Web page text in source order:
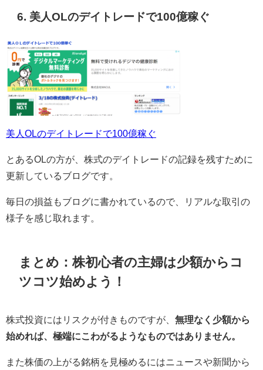
6. 美人OLのデイトレードで100億稼ぐ
美人OLのデイトレードで100億稼ぐ
とあるOL の方が、株式のデイトレードの記録を残すために
更新しているブログです。
毎日の損益もブログに書かれているので、リアルな取引の
様子を感じ取れます。
まとめ：株初心者の主婦は少額からコ
ツコツ始めよう！
株式投資にはリスクが付きものですが、 無理なく少額から
始めれば、極端にこわがるようなものではありません。
また株価の上がる銘柄を見極めるにはニュースや新聞から